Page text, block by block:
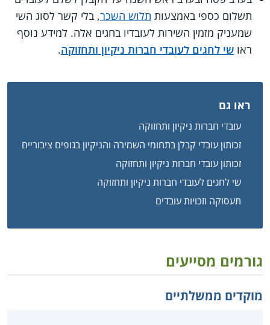
תשלום כספי באמצעות תלוש השכר, בלי קשר לסוג השי
שמעניק מזמין השירות לעובדיו בחגים אלה. למידע נוסף
ראו שי לחגים לעובדי חברות ניקיון ותחזוקה.
ראו גם
עובדי חברות ניקיון ותחזוקה
זכותון עובדי קבלן בתחומי השמירה והניקיון בגופים ציבוריים
זכותון עובדי חברות ניקיון ותחזוקה
שי לחגים לעובדי חברות ניקיון ותחזוקה
תעסוקה וזכויות עובדים
גורמים מסייעים
מוקדים ממשלתיים